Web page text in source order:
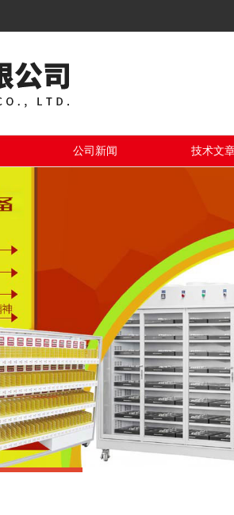
公司新闻 技术文